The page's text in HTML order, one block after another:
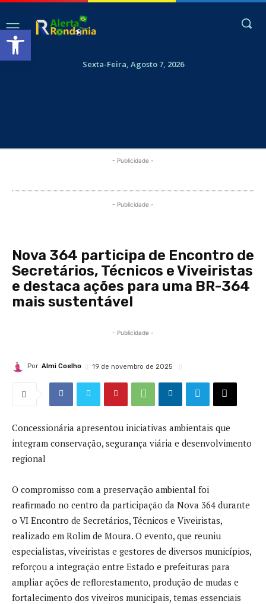
Abrir a barra de ferramentas
Sexta-Feira, Agosto 7, 2026
- Publicidade -
- Publicidade -
Nova 364 participa de Encontro de
Secretários, Técnicos e Viveiristas
e destaca ações para uma BR-364
mais sustentável
- Publicidade -
Por Almi Coelho 19 de novembro de 2025
Concessionária apresentou iniciativas ambientais que
integram conservação, segurança viária e desenvolvimento
regional
O compromisso com a preservação ambiental foi
reafirmado no centro da participação da Nova 364 durante
o VI Encontro de Secretários, Técnicos e Viveiristas,
realizado em Rolim de Moura. O evento, que reuniu
especialistas, viveiristas e gestores de diversos municípios,
reforçou a integração entre Estado e prefeituras para
ampliar ações de reflorestamento, produção de mudas e
fortalecimento dos viveiros municipais, temas essenciais